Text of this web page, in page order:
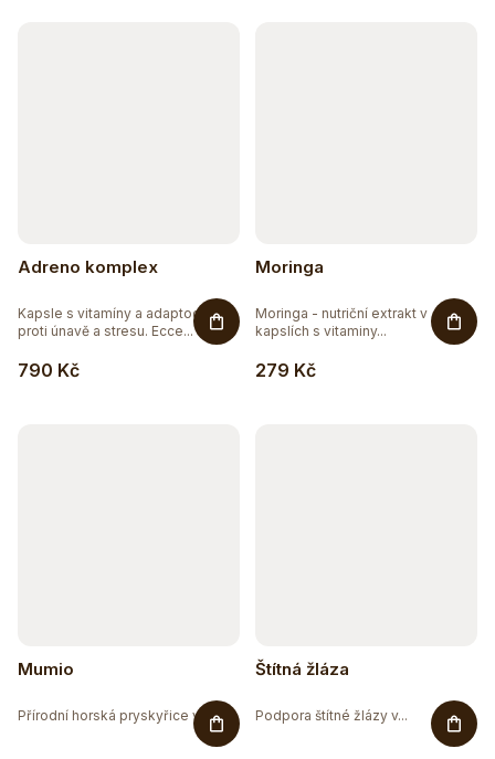
Adreno komplex
790 Kč
Kapsle s vitamíny a adaptogeny
proti únavě a stresu. Ecce...
Moringa
279 Kč
Moringa - nutriční extrakt v
kapslích s vitaminy...
Mumio
Přírodní horská pryskyřice v...
Štítná žláza
Podpora štítné žlázy v...